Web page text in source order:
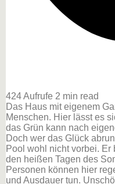
424 Aufrufe 2 min read
Das Haus mit eigenem
Menschen. Hier lässt es
das Grün kann nach
Doch wer das Glück
Pool wohl nicht vorbei. Er
den heißen Tagen des
Personen können hier
und Ausdauer tun.